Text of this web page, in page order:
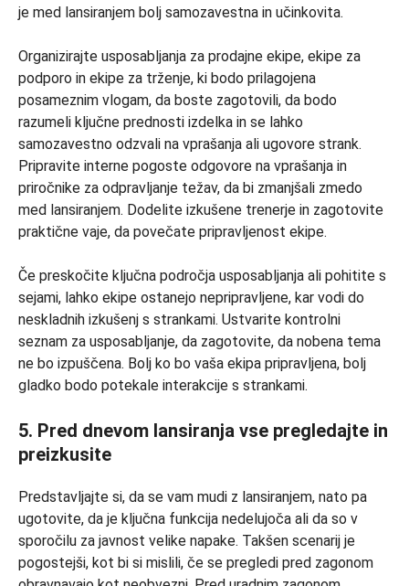
je med lansiranjem bolj samozavestna in učinkovita.
Organizirajte usposabljanja za prodajne ekipe, ekipe za
podporo in ekipe za trženje, ki bodo prilagojena
posameznim vlogam, da boste zagotovili, da bodo
razumeli ključne prednosti izdelka in se lahko
samozavestno odzvali na vprašanja ali ugovore strank.
Pripravite interne pogoste odgovore na vprašanja in
priročnike za odpravljanje težav, da bi zmanjšali zmedo
med lansiranjem. Dodelite izkušene trenerje in zagotovite
praktične vaje, da povečate pripravljenost ekipe.
Če preskočite ključna področja usposabljanja ali pohitite s
sejami, lahko ekipe ostanejo nepripravljene, kar vodi do
neskladnih izkušenj s strankami. Ustvarite kontrolni
seznam za usposabljanje, da zagotovite, da nobena tema
ne bo izpuščena. Bolj ko bo vaša ekipa pripravljena, bolj
gladko bodo potekale interakcije s strankami.
5. Pred dnevom lansiranja vse pregledajte in
preizkusite
Predstavljajte si, da se vam mudi z lansiranjem, nato pa
ugotovite, da je ključna funkcija nedelujoča ali da so v
sporočilu za javnost velike napake. Takšen scenarij je
pogostejši, kot bi si mislili, če se pregledi pred zagonom